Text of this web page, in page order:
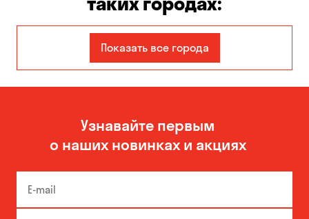
Вышгород
Днепр Елизаветовка
Катериновка Киев
Кропивницкий
Новая Павловка Новополье
Показать все города
Узнавайте первым
о наших новинках и акциях